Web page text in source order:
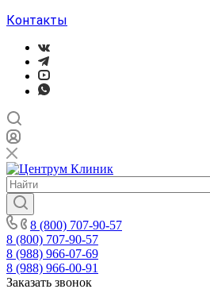
Контакты
8 (800) 707-90-57
8 (800) 707-90-57
8 (988) 966-07-69
8 (988) 966-00-91
Заказать звонок